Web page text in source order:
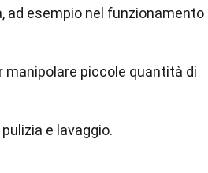
ad esempio nel funzionamento
manipolare piccole quantità di
e lavaggio.